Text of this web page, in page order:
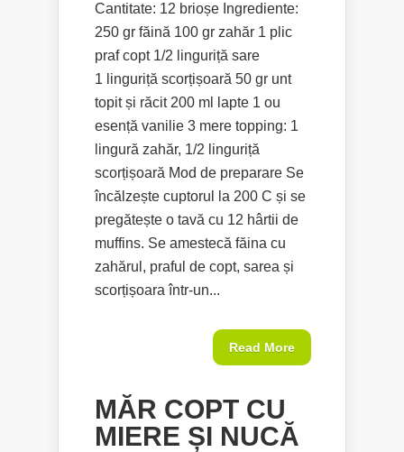
Cantitate: 12 brioșe Ingrediente:
250 gr făină 100 gr zahăr 1 plic
praf copt 1/2 linguriță sare
1 linguriță scorțișoară 50 gr unt
topit și răcit 200 ml lapte 1 ou
esență vanilie 3 mere topping: 1
lingură zahăr, 1/2 linguriță
scorțișoară Mod de preparare Se
încălzește cuptorul la 200 C și se
pregătește o tavă cu 12 hârtii de
muffins. Se amestecă făina cu
zahărul, praful de copt, sarea și
scorțișoara într-un...
Read More
MĂR COPT CU
MIERE ȘI NUCĂ